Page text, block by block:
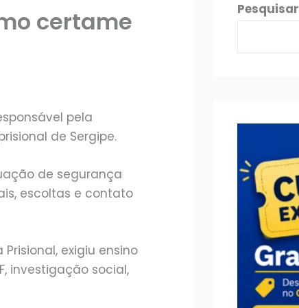
certame
pela
de Sergipe.
de segurança
escoltas e contato
exigiu ensino
investigação social,
Pesquisar